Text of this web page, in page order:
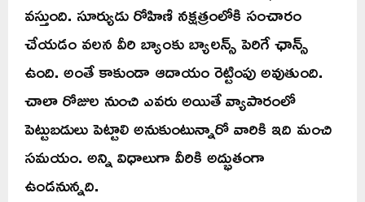
వస్తుంది. సూర్యుడు రోహిణి నక్షత్రంలోకి సంచారం
చేయడం వలన వీరి బ్యాంకు బ్యాలన్స్ పెరిగే ఛాన్స్
ఉంది. అంతే కాకుండా ఆదాయం రెట్టింపు అవుతుంది.
చాలా రోజుల నుంచి ఎవరు అయితే వ్యాపారంలో
పెట్టుబడులు పెట్టాలి అనుకుంటున్నారో వారికి ఇది మంచి
సమయం. అన్ని విధాలుగా వీరికి అద్భుతంగా
ఉండనున్నది.